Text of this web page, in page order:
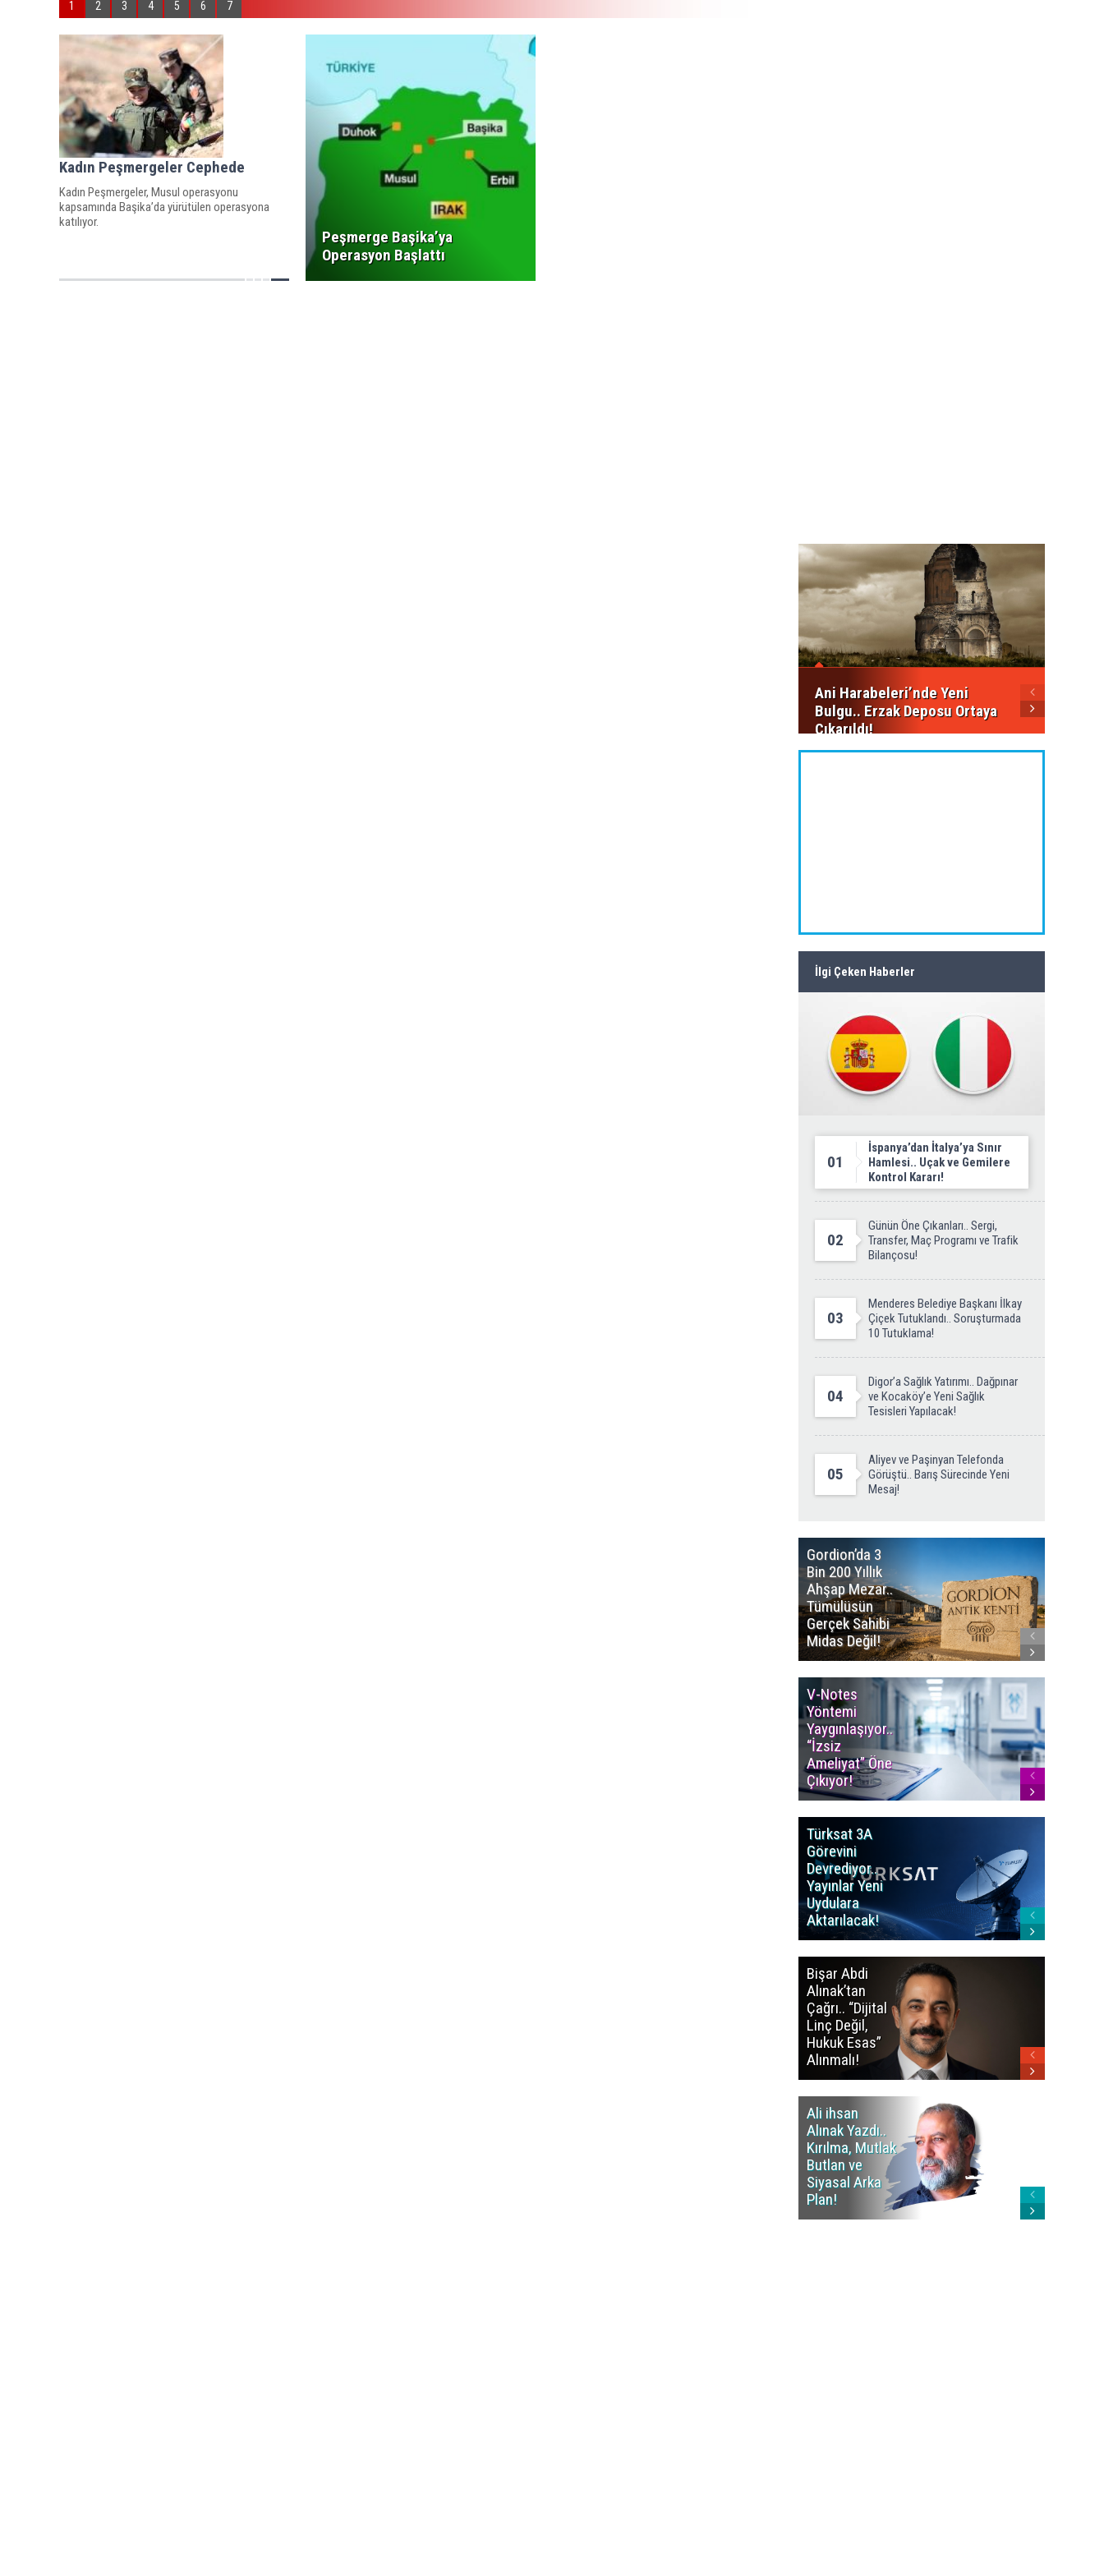
1 2 3 4 5 6 7
Kadın Peşmergeler Cephede
Kadın Peşmergeler, Musul operasyonu
kapsamında Başika’da yürütülen operasyona
katılıyor.
Peşmerge Başika’ya
Operasyon Başlattı
Ani Harabeleri’nde Yeni
Bulgu.. Erzak Deposu Ortaya
Çıkarıldı!
İlgi Çeken Haberler
01
İspanya’dan İtalya’ya Sınır
Hamlesi.. Uçak ve Gemilere
Kontrol Kararı!
02
Günün Öne Çıkanları.. Sergi,
Transfer, Maç Programı ve Trafik
Bilançosu!
03
Menderes Belediye Başkanı İlkay
Çiçek Tutuklandı.. Soruşturmada
10 Tutuklama!
04
Digor’a Sağlık Yatırımı.. Dağpınar
ve Kocaköy’e Yeni Sağlık
Tesisleri Yapılacak!
05
Aliyev ve Paşinyan Telefonda
Görüştü.. Barış Sürecinde Yeni
Mesaj!
Gordion’da 3
Bin 200 Yıllık
Ahşap Mezar..
Tümülüsün
Gerçek Sahibi
Midas Değil!
V-Notes
Yöntemi
Yaygınlaşıyor..
“İzsiz
Ameliyat” Öne
Çıkıyor!
Türksat 3A
Görevini
Devrediyor..
Yayınlar Yeni
Uydulara
Aktarılacak!
Bişar Abdi
Alınak’tan
Çağrı.. “Dijital
Linç Değil,
Hukuk Esas”
Alınmalı!
Ali ihsan
Alınak Yazdı..
Kırılma, Mutlak
Butlan ve
Siyasal Arka
Plan!